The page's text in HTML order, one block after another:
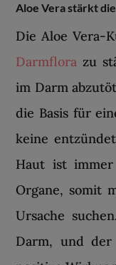
Aloe Vera stärkt
Die Aloe Vera-
Darmflora zu
im Darm
die Basis für
keine
Haut ist
Organe, somit
Ursache
Darm, und